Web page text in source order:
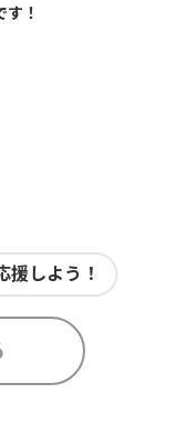
！
援しよう！